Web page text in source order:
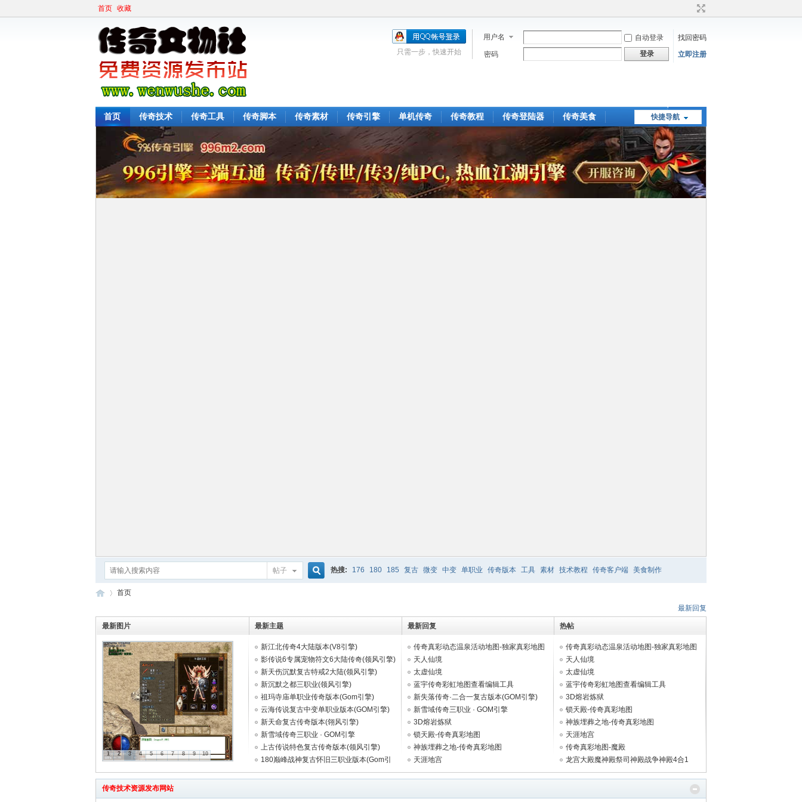
首页 收藏
用户名 自动登录
找回密码
密码
登录 立即注册
只需一步，快速开始
快捷导航
首页 传奇技术 传奇工具 传奇脚本 传奇素材 传奇引擎 单机传奇 传奇教程 传奇登陆器 传奇美食
帖子 热搜: 176 180 185 复古 微变 中变 单职业 传奇版本 工具 素材 技术教程 传奇客户端 美食制作
奇
»
首页
最新回复
最新图片
1 2 3 4 5 6 7 8 9 10
最新主题
新江北传奇4大陆版本(V8引擎)
影传说6专属宠物符文6大陆传奇(领风引擎)
新天伤沉默复古特戒2大陆(领风引擎)
新沉默之都三职业(领风引擎)
祖玛寺庙单职业传奇版本(Gom引擎)
云海传说复古中变单职业版本(GOM引擎)
新天命复古传奇版本(翎风引擎)
新雪域传奇三职业 · GOM引擎
上古传说特色复古传奇版本(领风引擎)
180巅峰战神复古怀旧三职业版本(Gom引
擎)
最新回复
传奇真彩动态温泉活动地图-独家真彩地图
天人仙境
太虚仙境
蓝宇传奇彩虹地图查看编辑工具
新失落传奇·二合一复古版本(GOM引擎)
新雪域传奇三职业 · GOM引擎
3D熔岩炼狱
锁天殿-传奇真彩地图
神族埋葬之地-传奇真彩地图
天涯地宫
热帖
传奇真彩动态温泉活动地图-独家真彩地图
天人仙境
太虚仙境
蓝宇传奇彩虹地图查看编辑工具
3D熔岩炼狱
锁天殿-传奇真彩地图
神族埋葬之地-传奇真彩地图
天涯地宫
传奇真彩地图-魔殿
龙宫大殿魔神殿祭司神殿战争神殿4合1
传奇技术资源发布网站